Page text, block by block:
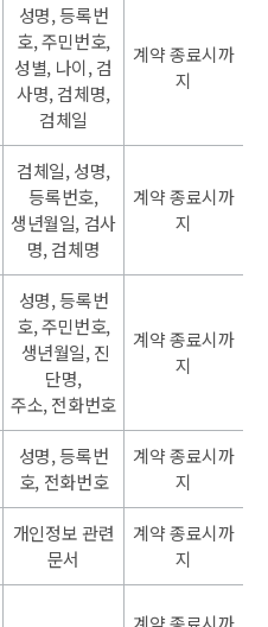
성명, 등록번
호, 주민번호,
성별, 나이, 검
사명, 검체명,
검체일
계약 종료시까
지
검체일, 성명,
등록번호,
생년월일, 검사
명, 검체명
계약 종료시까
지
성명, 등록번
호, 주민번호,
생년월일, 진
단명,
주소, 전화번호
계약 종료시까
지
성명, 등록번
호, 전화번호
계약 종료시까
지
개인정보 관련
문서
계약 종료시까
지